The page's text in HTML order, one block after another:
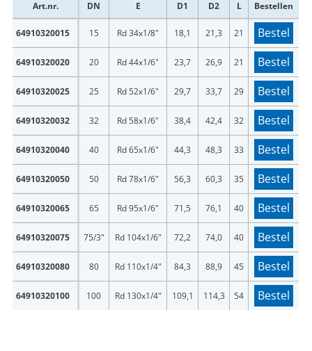
Art.nr. DN E D1 D2 L Bestellen
64910320015 15 Rd 34x1/8" 18,1 21,3 21 Bestel
64910320020 20 Rd 44x1/6" 23,7 26,9 21 Bestel
64910320025 25 Rd 52x1/6" 29,7 33,7 29 Bestel
64910320032 32 Rd 58x1/6" 38,4 42,4 32 Bestel
64910320040 40 Rd 65x1/6" 44,3 48,3 33 Bestel
64910320050 50 Rd 78x1/6" 56,3 60,3 35 Bestel
64910320065 65 Rd 95x1/6" 71,5 76,1 40 Bestel
64910320075 75/3" Rd 104x1/6" 72,2 74,0 40 Bestel
64910320080 80 Rd 110x1/4" 84,3 88,9 45 Bestel
64910320100 100 Rd 130x1/4" 109,1 114,3 54 Bestel